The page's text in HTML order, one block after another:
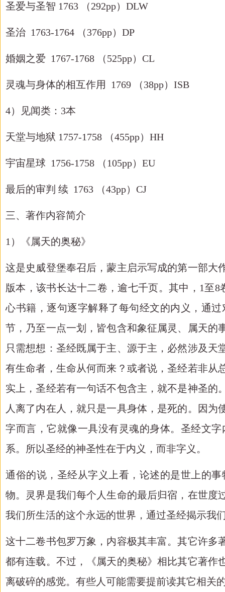
圣爱与圣智 1763 （292pp）DLW
圣治 1763-1764 （376pp）DP
婚姻之爱 1767-1768 （525pp）CL
灵魂与身体的相互作用 1769 （38pp）ISB
4）见闻类：3本
天堂与地狱 1757-1758 （455pp）HH
宇宙星球 1756-1758 （105pp）EU
最后的审判 续 1763 （43pp）CJ
三、著作内容简介
1）《属天的奥秘》
这是史威登堡奉召后，蒙主启示写成的第一部大
版本，该书长达十二卷，逾七千页。其中， 1至8
心书籍，逐句逐字解释了每句经文的内义，通
节，乃至一点一划，皆包含和象征属灵、属天的
只需想想：圣经既属于主、源于主，必然涉及
有生命者，生命从何而来？或者说，圣经若非从
实上，圣经若有一句话不包含主，就不是神圣
人离了内在人，就只是一具身体，是死的。因
字而言，它就像一具没有灵魂的身体。圣经文
系。所以圣经的神圣性在于内义，而非字义。
通俗的说，圣经从字义上看，论述的是世上的
物。灵界是我们每个人生命的最后归宿，在世度
我们所生活的这个永远的世界，通过圣经揭示我
这十二卷书包罗万象，内容极其丰富。其它许多
都有连载。不过，《属天的奥秘》相比其它著作
离破碎的感觉。有些人可能需要提前读其它相关